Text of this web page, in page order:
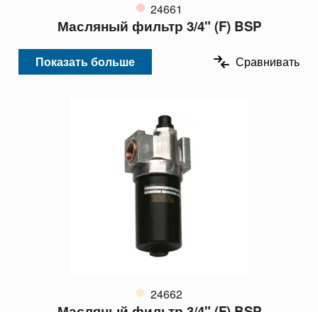
24661
Масляный фильтр 3/4" (F) BSP
Показать больше Сравнивать
24662